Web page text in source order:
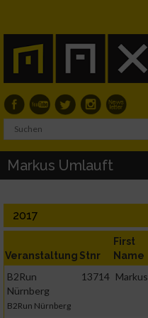
Markus Umlauft
2017
Veranstaltung Stnr
First
Name
B2Run
Nürnberg
B2Run Nürnberg
13714 Markus